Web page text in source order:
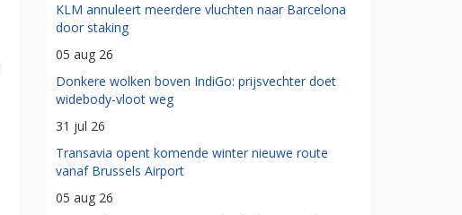
KLM annuleert meerdere vluchten naar Barcelona
door staking
05 aug 26
Donkere wolken boven IndiGo: prijsvechter doet
widebody-vloot weg
31 jul 26
Transavia opent komende winter nieuwe route
vanaf Brussels Airport
05 aug 26